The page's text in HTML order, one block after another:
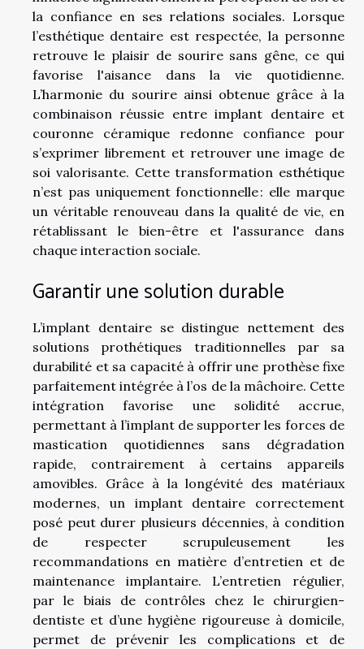
la confiance en ses relations sociales. Lorsque
l’esthétique dentaire est respectée, la personne
retrouve le plaisir de sourire sans gêne, ce qui
favorise l'aisance dans la vie quotidienne.
L’harmonie du sourire ainsi obtenue grâce à la
combinaison réussie entre implant dentaire et
couronne céramique redonne confiance pour
s’exprimer librement et retrouver une image de
soi valorisante. Cette transformation esthétique
n’est pas uniquement fonctionnelle : elle marque
un véritable renouveau dans la qualité de vie, en
rétablissant le bien-être et l'assurance dans
chaque interaction sociale.
Garantir une solution durable
L’implant dentaire se distingue nettement des
solutions prothétiques traditionnelles par sa
durabilité et sa capacité à offrir une prothèse fixe
parfaitement intégrée à l’os de la mâchoire. Cette
intégration favorise une solidité accrue,
permettant à l’implant de supporter les forces de
mastication quotidiennes sans dégradation
rapide, contrairement à certains appareils
amovibles. Grâce à la longévité des matériaux
modernes, un implant dentaire correctement
posé peut durer plusieurs décennies, à condition
de respecter scrupuleusement les
recommandations en matière d’entretien et de
maintenance implantaire. L’entretien régulier,
par le biais de contrôles chez le chirurgien-
dentiste et d’une hygiène rigoureuse à domicile,
permet de prévenir les complications et de